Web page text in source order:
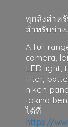
ทุกสิ่งสำห
สำหรับช่า
A full
camera,
LED light,
filter,
nikon
tokina
ได้ที่
https://